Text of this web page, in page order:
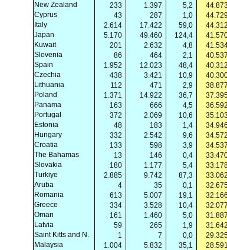
New Zealand
233 1.397 5,2
Cyprus
43 287 1,0
Italy
2.614 17.422 59,0 44.312
Japan
5.170 49.460 124,4
Kuwait
201 2.632 4,8
Slovenia
86 464 2,1 40.537
Spain
1.952 12.023 48,4 40.312
Czechia
438 3.421 10,9
Lithuania
112 471 2,9 38.877
Poland
1.371 14.922 36,7
Panama
163 666 4,5 36.592
Portugal
372 2.069 10,6
Estonia
48 183 1,4 34.946
Hungary
332 2.542 9,6 34.572
Croatia
133 598 3,9 34.537
The Bahamas
13 146 0,4
Slovakia
180 1.177 5,4
Turkiye
2.885 9.742 87,3 33.062
Aruba
4 35 0,1
Romania
613 5.007 19,1 32.166
Greece
334 3.528 10,4 32.077
Oman
161 1.460 5,0 31.887
Latvia
59 265 1,9 31.642
Saint Kitts and N.
1 7 0,0
Malaysia
1.004 5.832 35,1 28.591